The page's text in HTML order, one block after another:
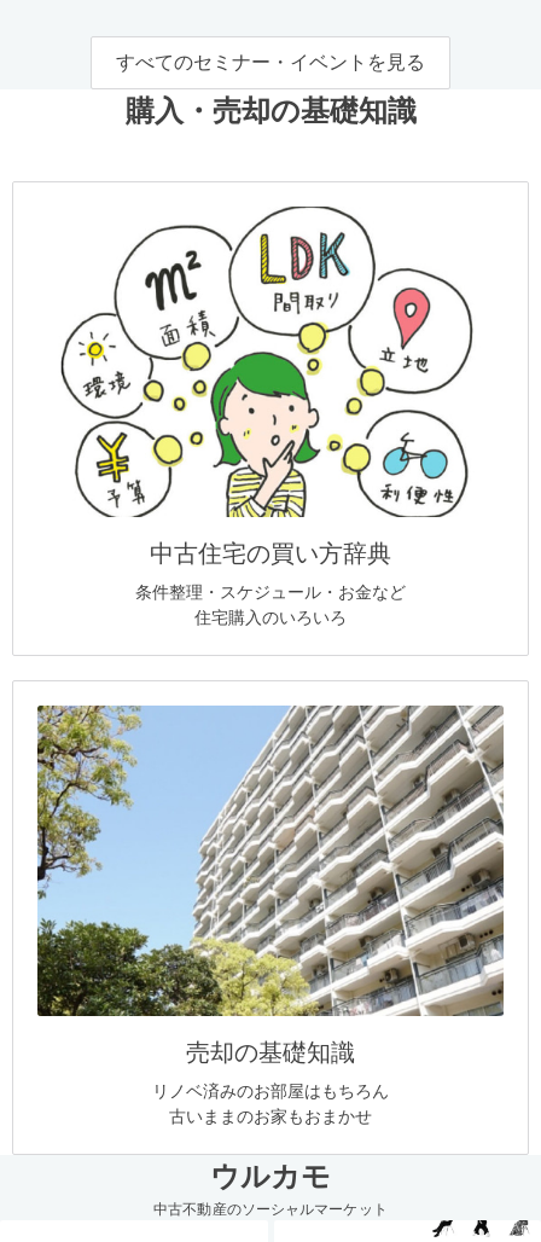
すべてのセミナー・イベントを見る
購入・売却の基礎知識
中古住宅の買い方辞典
条件整理・スケジュール・お金など
住宅購入のいろいろ
売却の基礎知識
リノベ済みのお部屋はもちろん
古いままのお家もおまかせ
ウルカモ
中古不動産のソーシャルマーケット